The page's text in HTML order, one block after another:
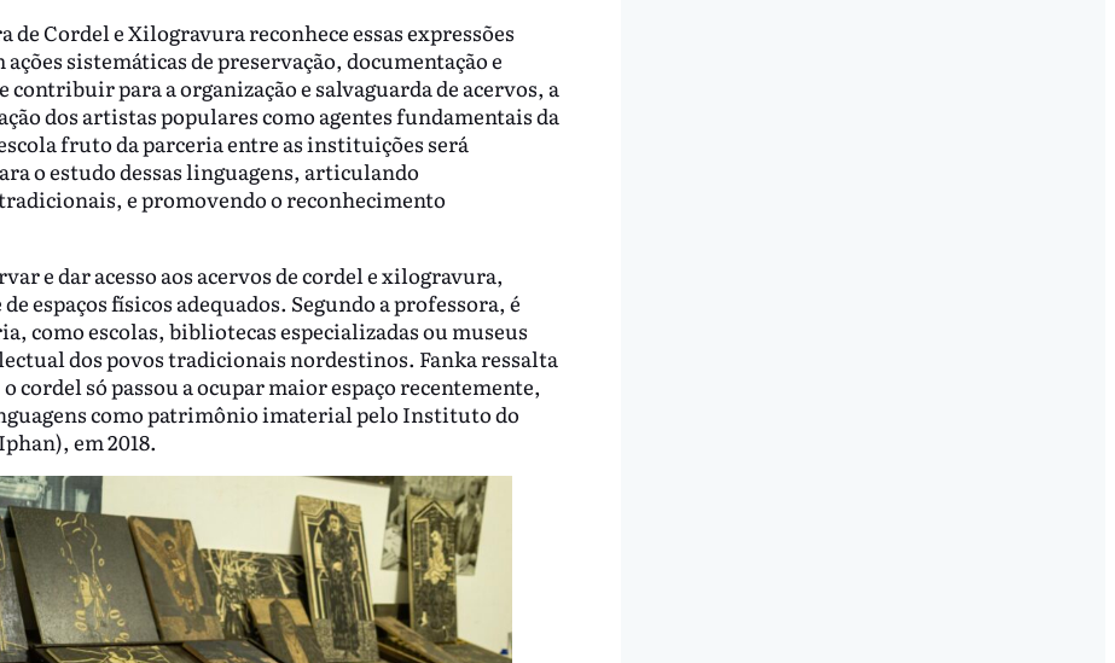
Cordel e Xilogravura reconhece essas expressões
sistemáticas de preservação, documentação e
para a organização e salvaguarda de acervos, a
dos artistas populares como agentes fundamentais da
fruto da parceria entre as instituições será
o estudo dessas linguagens, articulando
e promovendo o reconhecimento
e dar acesso aos acervos de cordel e xilogravura,
espaços físicos adequados. Segundo a professora, é
como escolas, bibliotecas especializadas ou museus
dos povos tradicionais nordestinos. Fanka ressalta
cordel só passou a ocupar maior espaço recentemente,
como patrimônio imaterial pelo Instituto do
em 2018.